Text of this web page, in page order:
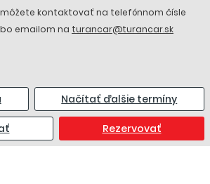
kontaktovať na telefónnom čísle
emailom na turancar@turancar.sk
Načítať ďalšie termíny
Rezervovať